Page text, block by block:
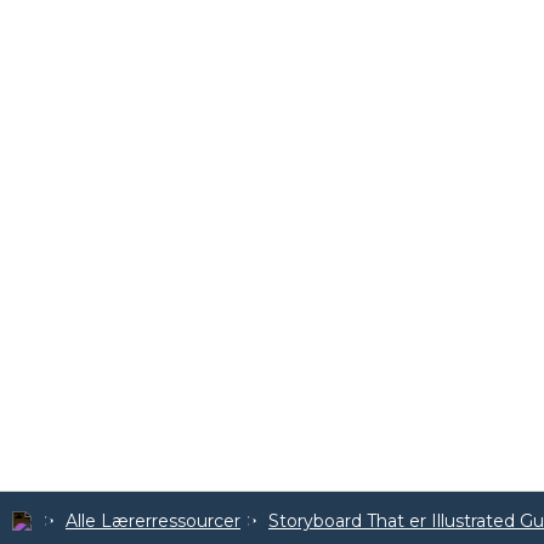
Alle Lærerressourcer Storyboard That er Illustrated